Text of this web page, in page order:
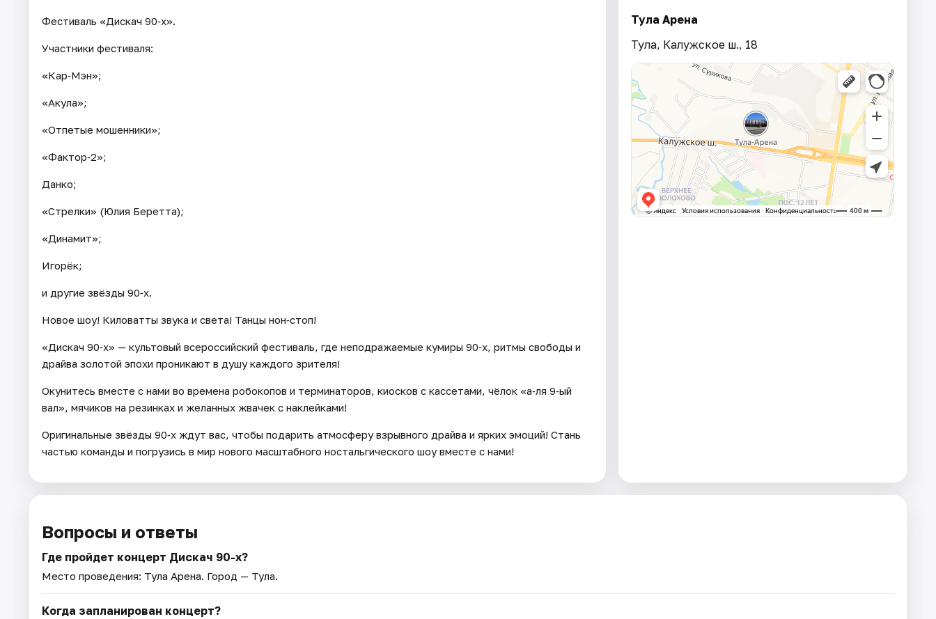
Фестиваль «Дискач 90‑х».
Участники фестиваля:
«Кар‑Мэн»;
«Акула»;
«Отпетые мошенники»;
«Фактор‑2»;
Данко;
«Стрелки» (Юлия Беретта);
«Динамит»;
Игорёк;
и другие звёзды 90‑х.
Новое шоу! Киловатты звука и света! Танцы нон‑стоп!
«Дискач 90‑х» — культовый всероссийский фестиваль, где неподражаемые кумиры 90‑х, ритмы свободы и
драйва золотой эпохи проникают в душу каждого зрителя!
Окунитесь вместе с нами во времена робокопов и терминаторов, киосков с кассетами, чёлок «а‑ля 9‑ый
вал», мячиков на резинках и желанных жвачек с наклейками!
Оригинальные звёзды 90‑х ждут вас, чтобы подарить атмосферу взрывного драйва и ярких эмоций! Стань
частью команды и погрузись в мир нового масштабного ностальгического шоу вместе с нами!
Тула Арена
Тула, Калужское ш., 18
Вопросы и ответы
Где пройдет концерт Дискач 90-х?
Место проведения: Тула Арена. Город — Тула.
Когда запланирован концерт?